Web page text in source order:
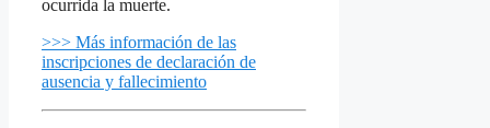
ocurrida la muerte.
>>> Más información de las
inscripciones de declaración de
ausencia y fallecimiento